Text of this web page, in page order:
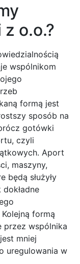
z o.o.?
wspólnikom
formą jest
sposób na
gotówki
czyli
Aport
maszyny,
będą służyły
formą
przez wspólnika
mniej
uregulowania w